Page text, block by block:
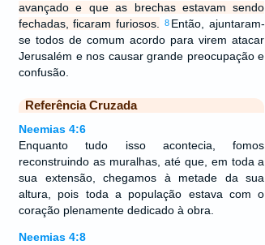
avançado e que as brechas estavam sendo
fechadas, ficaram furiosos.
8 Então, ajuntaram-
se todos de comum acordo para virem atacar
Jerusalém e nos causar grande preocupação e
confusão.
Referência Cruzada
Neemias 4:6
Enquanto tudo isso acontecia, fomos
reconstruindo as muralhas, até que, em toda a
sua extensão, chegamos à metade da sua
altura, pois toda a população estava com o
coração plenamente dedicado à obra.
Neemias 4:8